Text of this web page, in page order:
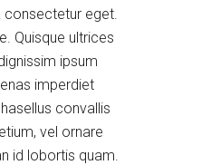
consectetur eget.
Quisque ultrices
ipsum
imperdiet
convallis
vel ornare
id lobortis quam.